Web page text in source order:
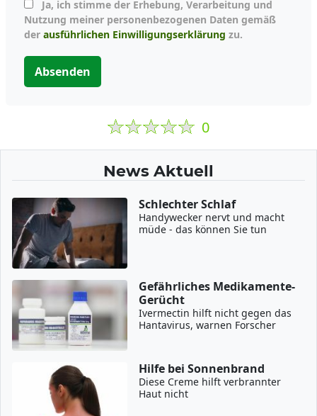
Nutzung meiner personenbezogenen Daten gemäß
der ausführlichen Einwilligungserklärung zu.
Absenden
0
News Aktuell
Schlechter Schlaf
Handywecker nervt und macht
müde - das können Sie tun
Gefährliches Medikamente-
Gerücht
Ivermectin hilft nicht gegen das
Hantavirus, warnen Forscher
Hilfe bei Sonnenbrand
Diese Creme hilft verbrannter
Haut nicht